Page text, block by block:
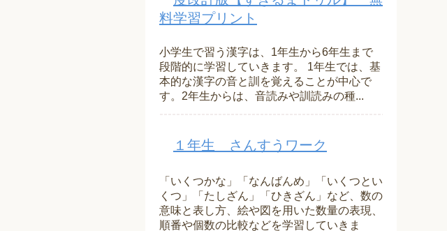
料学習プリント
小学生で習う漢字は、1年生から6年生まで
段階的に学習していきます。 1年生では、基
本的な漢字の音と訓を覚えることが中心で
す。2年生からは、音読みや訓読みの種...
１年生 さんすうワーク
「いくつかな」「なんばんめ」「いくつとい
くつ」「たしざん」「ひきざん」など、数の
意味と表し方、絵や図を用いた数量の表現、
順番や個数の比較などを学習していきま